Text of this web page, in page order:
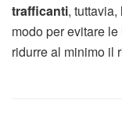
trafficanti,
modo per evitare
ridurre al minimo il